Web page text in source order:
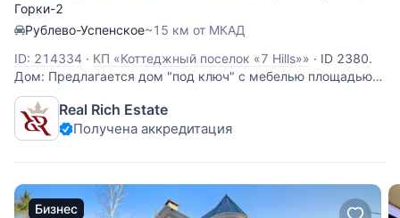
Горки-2
Рублево-Успенское~15 км от МКАД
ID: 214334 · КП «Коттеджный поселок «7 Hills»» · ID 2380.
Дом: Предлагается дом "под ключ" с мебелью площадью
960 кв.м. на участке 22 сотки в КП "Seven Hills". В доме 4
спальни Описание поселка: Коттеджный поселок Seven Hills
находится в 17 км от Москвы по Рублево-Успенскому
Real Rich Estate
Получена аккредитация
Бизнес